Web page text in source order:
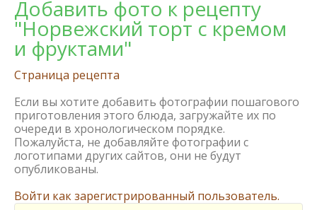
Добавить фото к рецепту
"Норвежский торт с кремом
и фруктами"
Страница рецепта
Если вы хотите добавить фотографии пошагового
приготовления этого блюда, загружайте их по
очереди в хронологическом порядке.
Пожалуйста, не добавляйте фотографии с
логотипами других сайтов, они не будут
опубликованы.
Войти как зарегистрированный пользователь.